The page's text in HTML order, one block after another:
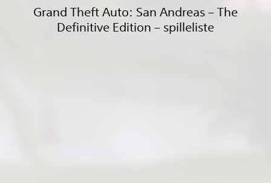
Grand Theft Auto: San Andreas – The
Definitive Edition – spilleliste